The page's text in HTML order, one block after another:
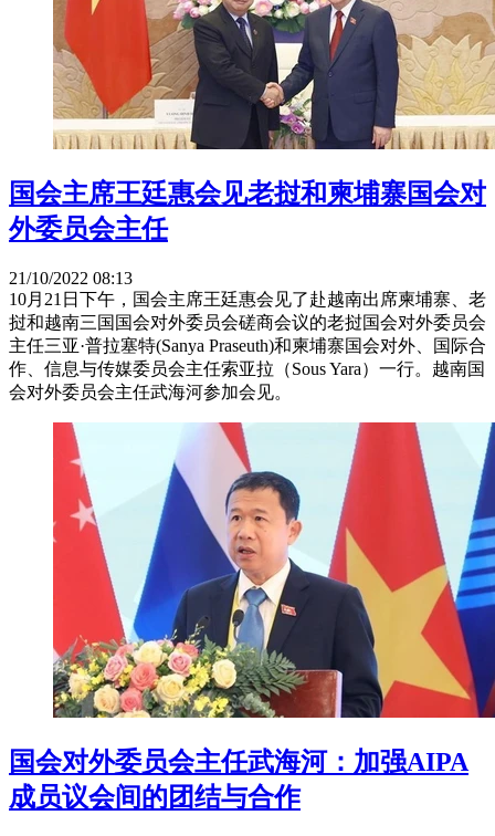
国会主席王廷惠会见老挝和柬埔寨国会对
外委员会主任
21/10/2022 08:13
10月21日下午，国会主席王廷惠会见了赴越南出席柬埔寨、老
挝和越南三国国会对外委员会磋商会议的老挝国会对外委员会
主任三亚·普拉塞特(Sanya Praseuth)和柬埔寨国会对外、国际合
作、信息与传媒委员会主任索亚拉（Sous Yara）一行。越南国
会对外委员会主任武海河参加会见。
国会对外委员会主任武海河：加强AIPA
成员议会间的团结与合作